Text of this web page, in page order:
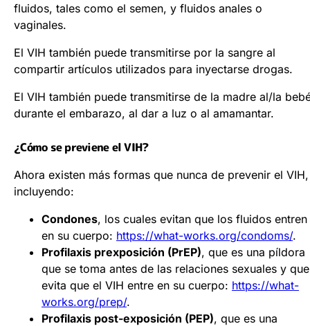
fluidos, tales como el semen, y fluidos anales o
vaginales.
El VIH también puede transmitirse por la sangre al
compartir artículos utilizados para inyectarse drogas.
El VIH también puede transmitirse de la madre al/la
durante el embarazo, al dar a luz o al amamantar.
¿Cómo se previene el VIH?
Ahora existen más formas que nunca de prevenir el VIH,
incluyendo:
Condones, los cuales evitan que los fluidos entren
en su cuerpo: https://what-works.org/condoms/.
Profilaxis prexposición (PrEP), que es una píldora
que se toma antes de las relaciones sexuales y que
evita que el VIH entre en su cuerpo: https://what-
works.org/prep/.
Profilaxis post-exposición (PEP), que es una